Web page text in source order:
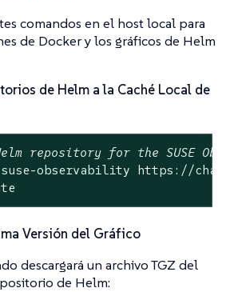
comandos en el host local para
de Docker y los gráficos de Helm
de Helm a la Caché Local de
repository for the SUSE
suse-observability https://
Versión del Gráfico
descargará un archivo TGZ del
de Helm: